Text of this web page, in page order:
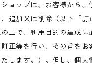
ョップは、お客様から
追加又は削除（以下「
上で、利用目的の達成
正等を行い、その旨を
します。）。但し、個人